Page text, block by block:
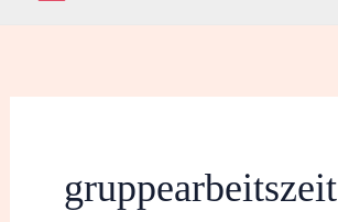
gruppearbeitszeit